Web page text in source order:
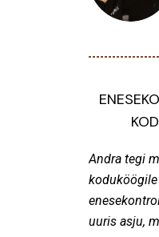
Andra tegi
uuris asju,